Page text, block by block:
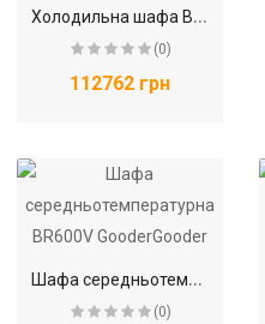
Х
олодильна шафа BRILLIS BN14-M-R290-EF
(0)
112762 грн
Ш
афа середньотемпературна BR600V GooderGooder
(0)